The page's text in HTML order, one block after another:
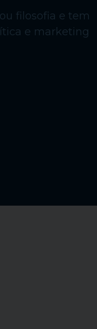
filosofia e tem
e marketing